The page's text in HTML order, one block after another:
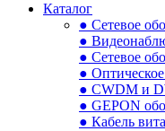
Каталог
● Сетевое
●
● Сетевое
●
● CWDM и
● GEPON
● Кабель